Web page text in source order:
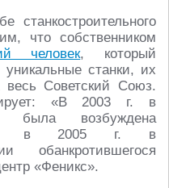
станкостроительного
что собственником
человек, который
станки, их
Советский Союз.
«В 2003 г. в
была возбуждена
в 2005 г. в
обанкротившегося
«Феникс».